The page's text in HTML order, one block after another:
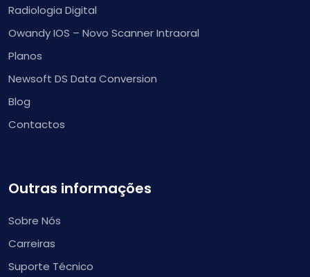
Radiologia Digital
Owandy IOS – Novo Scanner Intraoral
Planos
Newsoft DS Data Conversion
Blog
Contactos
Outras informações
Sobre Nós
Carreiras
Suporte Técnico